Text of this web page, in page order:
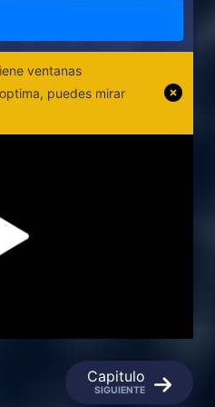
ventanas
puedes mirar
Capitulo
SIGUIENTE